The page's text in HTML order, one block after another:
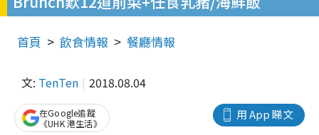
首頁 飲食情報 餐廳情報
文: TenTen 2018.08.04
用 App 睇文
在Google追蹤
《UHK 港生活》